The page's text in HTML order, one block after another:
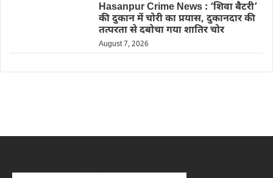
Hasanpur Crime News : ‘शिवा बैटरी’
की दुकान में चोरी का प्रयास, दुकानदार की
तत्परता से दबोचा गया शातिर चोर
August 7, 2026